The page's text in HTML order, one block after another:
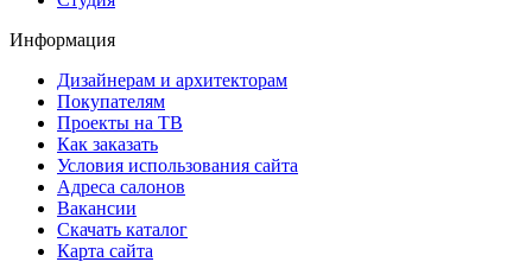
Информация
Дизайнерам и архитекторам
Покупателям
Проекты на ТВ
Как заказать
Условия использования сайта
Адреса салонов
Вакансии
Скачать каталог
Карта сайта